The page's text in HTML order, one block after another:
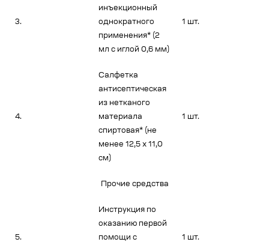
3.
инъекционный
однократного
применения* (2
мл с иглой 0,6 мм)
1 шт.
4.
Салфетка
антисептическая
из нетканого
материала
спиртовая* (не
менее 12,5 х 11,0
см)
1 шт.
Прочие средства
5.
Инструкция по
оказанию первой
помощи с
1 шт.